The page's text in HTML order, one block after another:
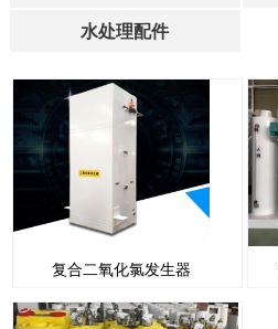
水处理配件
复合二氧化氯发生器